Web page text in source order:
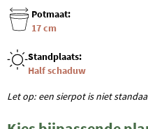
Potmaat:
17 cm
Standplaats:
Half schaduw
Let op: een sierpot is niet